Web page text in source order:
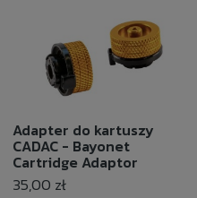
Adapter do kartuszy
CADAC - Bayonet
Cartridge Adaptor
35,00 zł